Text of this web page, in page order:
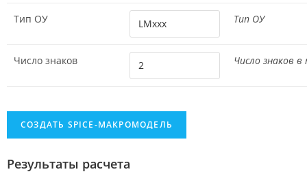
Тип ОУ Тип ОУ
Число знаков Число знаков
Результаты расчета